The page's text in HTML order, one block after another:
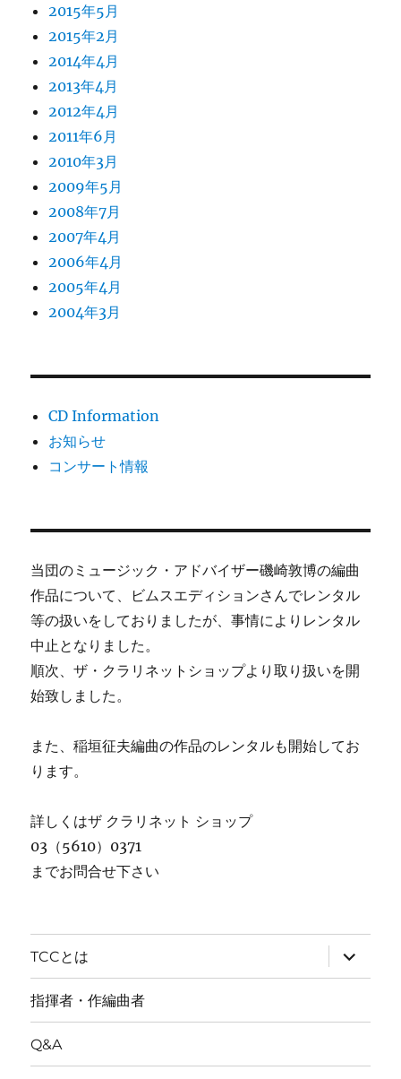
2015年5月
2015年2月
2014年4月
2013年4月
2012年4月
2011年6月
2010年3月
2009年5月
2008年7月
2007年4月
2006年4月
2005年4月
2004年3月
CD Information
お知らせ
コンサート情報
当団のミュージック・アドバイザー磯崎敦博の編曲
作品について、ビムスエディションさんでレンタル
等の扱いをしておりましたが、事情によりレンタル
中止となりました。
順次、ザ・クラリネットショップより取り扱いを開
始致しました。
また、稲垣征夫編曲の作品のレンタルも開始してお
ります。
詳しくはザ クラリネット ショップ
03（5610）0371
までお問合せ下さい
TCCとは
ブ
メ
ー
開
指揮者・作編曲者
Q&A